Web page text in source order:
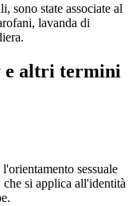
sono state associate al
lavanda di
e altri termini
sessuale
si applica all'identità